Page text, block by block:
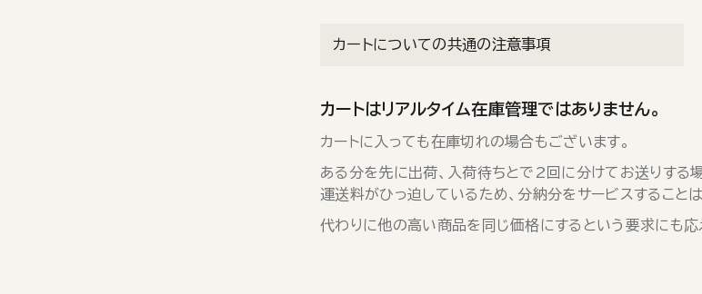
カートについての共通の注意事項
カートはリアルタイム在庫管理ではありません。
カートに入っても在庫切れの場合もございます。
ある分を先に出荷、入荷待ちとで2回に分けてお送りする
運送料がひっ迫しているため、分納分をサービスすること
代わりに他の高い商品を同じ価格にするという要求にも応